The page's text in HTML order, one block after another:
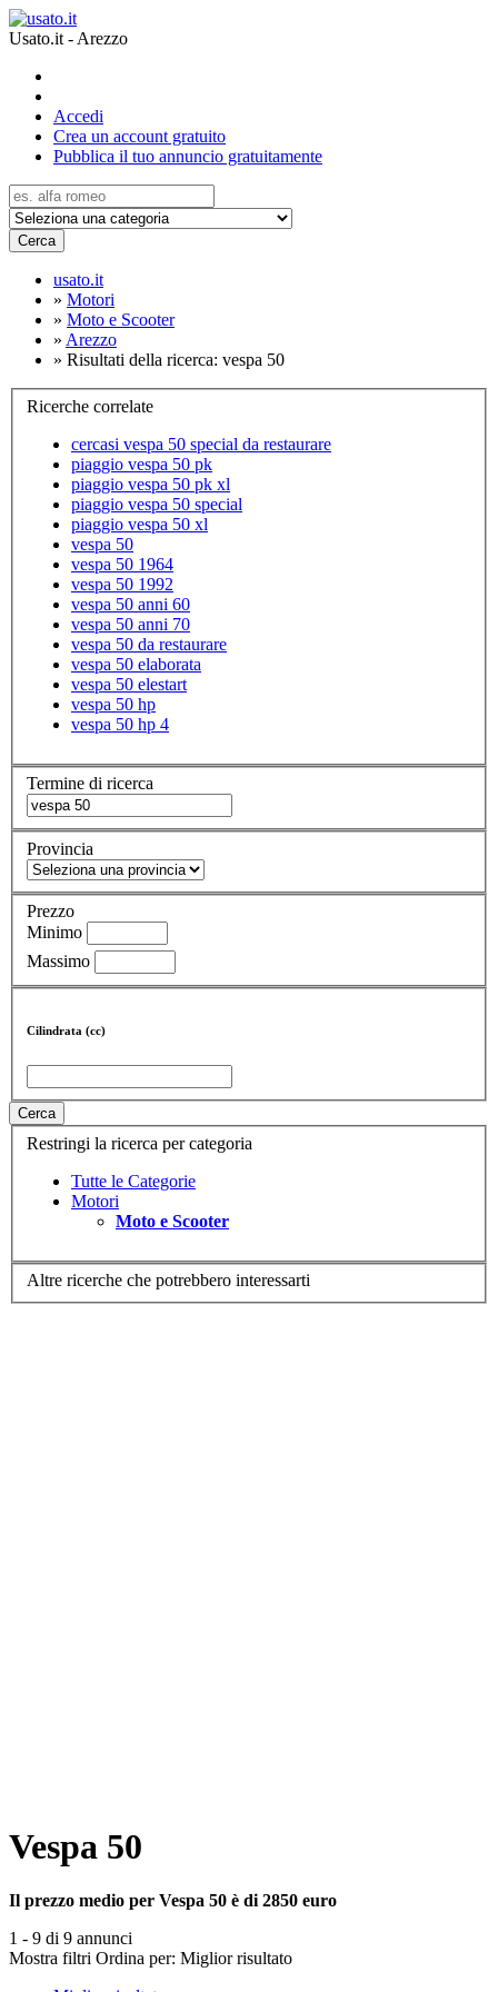
Usato.it - Arezzo
Accedi
Crea un account gratuito
Pubblica il tuo annuncio gratuitamente
Cerca
usato.it
» Motori
» Moto e Scooter
» Arezzo
» Risultati della ricerca: vespa 50
Ricerche correlate
cercasi vespa 50 special da restaurare
piaggio vespa 50 pk
piaggio vespa 50 pk xl
piaggio vespa 50 special
piaggio vespa 50 xl
vespa 50
vespa 50 1964
vespa 50 1992
vespa 50 anni 60
vespa 50 anni 70
vespa 50 da restaurare
vespa 50 elaborata
vespa 50 elestart
vespa 50 hp
vespa 50 hp 4
Termine di ricerca
Provincia
Prezzo
Minimo
Massimo
Cilindrata (cc)
Cerca
Restringi la ricerca per categoria
Tutte le Categorie
Motori
Moto e Scooter
Altre ricerche che potrebbero interessarti
Vespa 50
Il prezzo medio per Vespa 50 è di 2850 euro
1 - 9 di 9 annunci
Mostra filtri Ordina per: Miglior risultato